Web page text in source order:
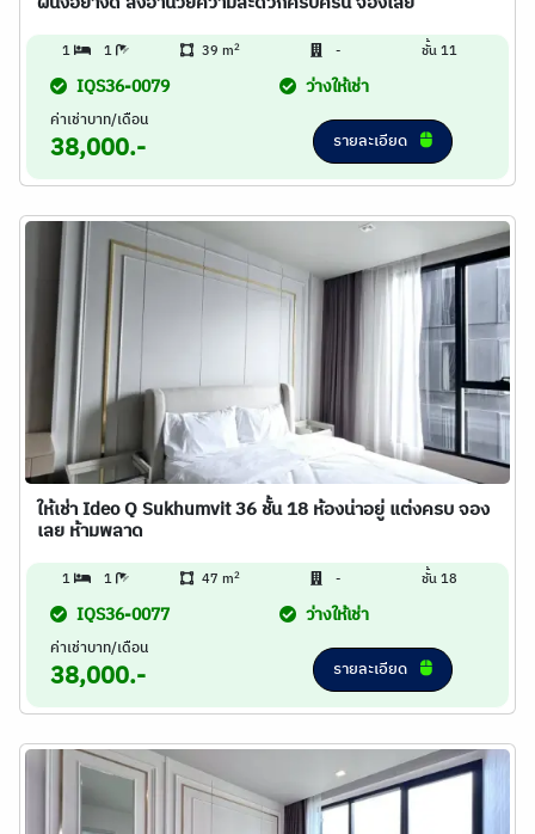
1 1 39 m2 - ชั้น 11
IQS36-0079 ว่างให้เช่า
ค่าเช่าบาท/เดือน
38,000.- รายละเอียด
ให้เช่า Ideo Q Sukhumvit 36 ชั้น 18 ห้องน่าอยู่ แต่งครบ จอง
เลย ห้ามพลาด
1 1 47 m2 - ชั้น 18
IQS36-0077 ว่างให้เช่า
ค่าเช่าบาท/เดือน
38,000.- รายละเอียด